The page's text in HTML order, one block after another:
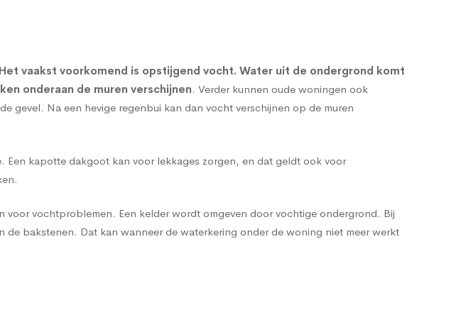
vaakst voorkomend is opstijgend vocht. Water uit de ondergrond komt
onderaan de muren verschijnen. Verder kunnen oude woningen ook
gevel. Na een hevige regenbui kan dan vocht verschijnen op de muren
Een kapotte dakgoot kan voor lekkages zorgen, en dat geldt ook voor
voor vochtproblemen. Een kelder wordt omgeven door vochtige ondergrond. Bij
bakstenen. Dat kan wanneer de waterkering onder de woning niet meer werkt